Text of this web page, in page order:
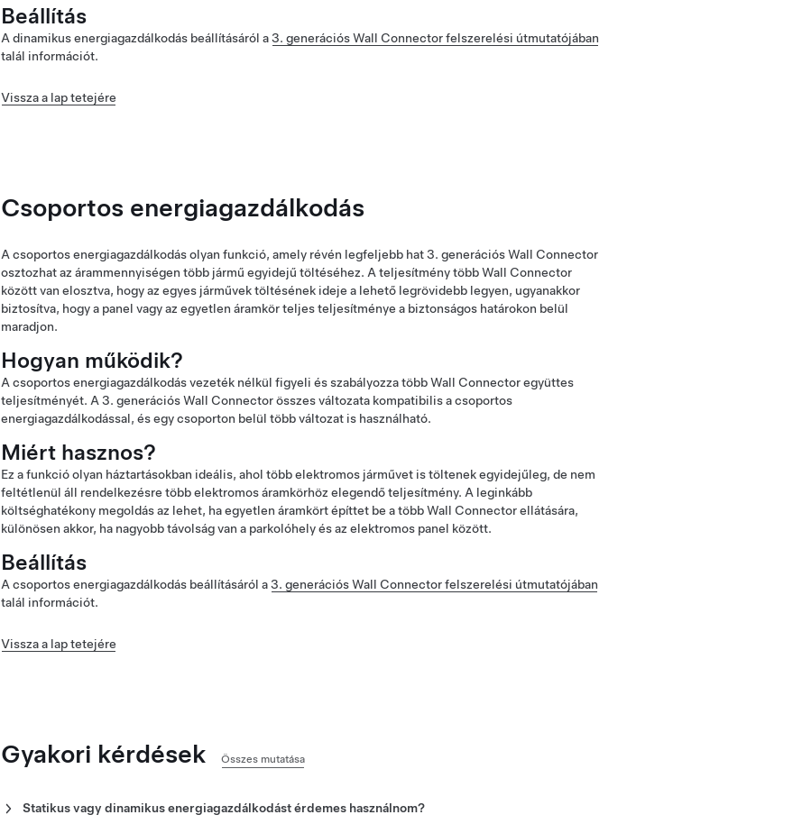
Beállítás
A dinamikus energiagazdálkodás beállításáról a3. generációs Wall Connector felszerelési útmutatójában
talál információt.
Vissza a lap tetejére
Csoportos energiagazdálkodás
A csoportos energiagazdálkodás olyan funkció, amely révén legfeljebb hat 3. generációs Wall Connector
osztozhat az árammennyiségen több jármű egyidejű töltéséhez. A teljesítmény több Wall Connector
között van elosztva, hogy az egyes járművek töltésének ideje a lehető legrövidebb legyen, ugyanakkor
biztosítva, hogy a panel vagy az egyetlen áramkör teljes teljesítménye a biztonságos határokon belül
maradjon.
Hogyan működik?
A csoportos energiagazdálkodás vezeték nélkül figyeli és szabályozza több Wall Connector együttes
teljesítményét. A 3. generációs Wall Connector összes változata kompatibilis a csoportos
energiagazdálkodással, és egy csoporton belül több változat is használható.
Miért hasznos?
Ez a funkció olyan háztartásokban ideális, ahol több elektromos járművet is töltenek egyidejűleg, de nem
feltétlenül áll rendelkezésre több elektromos áramkörhöz elegendő teljesítmény. A leginkább
költséghatékony megoldás az lehet, ha egyetlen áramkört építtet be a több Wall Connector ellátására,
különösen akkor, ha nagyobb távolság van a parkolóhely és az elektromos panel között.
Beállítás
A csoportos energiagazdálkodás beállításáról a3. generációs Wall Connector felszerelési útmutatójában
talál információt.
Vissza a lap tetejére
Gyakori kérdések Összes mutatása
Statikus vagy dinamikus energiagazdálkodást érdemes használnom?